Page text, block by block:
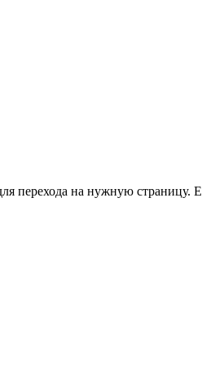
перехода на нужную страницу.